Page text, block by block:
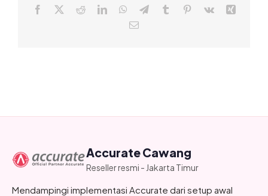
Facebook RedditLinkedInWhatsApp
TelegramTumblr Pinterest
Vk
Email
Accurate Cawang
Reseller resmi - Jakarta Timur
Mendampingi implementasi Accurate dari setup awal